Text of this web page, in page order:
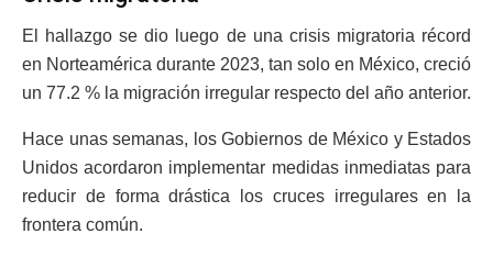
El hallazgo se dio luego de una crisis migratoria récord
en Norteamérica durante 2023, tan solo en México, creció
un 77.2 % la migración irregular respecto del año anterior.
Hace unas semanas, los Gobiernos de México y Estados
Unidos acordaron implementar medidas inmediatas para
reducir de forma drástica los cruces irregulares en la
frontera común.